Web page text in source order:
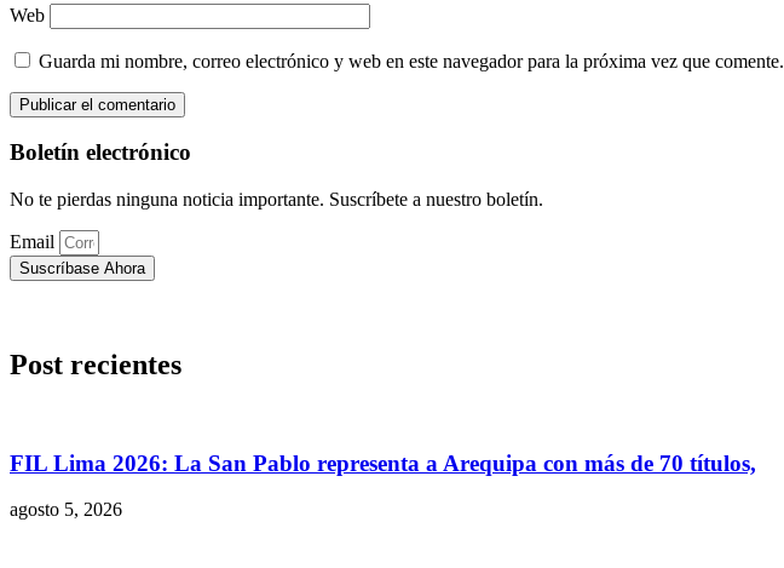
Web
Guarda mi nombre, correo electrónico y web en este navegador para la próxima vez que comente.
Boletín electrónico
No te pierdas ninguna noticia importante. Suscríbete a nuestro boletín.
Email
Suscríbase Ahora
Post recientes
FIL Lima 2026: La San Pablo representa a Arequipa con más de 70 títulos,
agosto 5, 2026